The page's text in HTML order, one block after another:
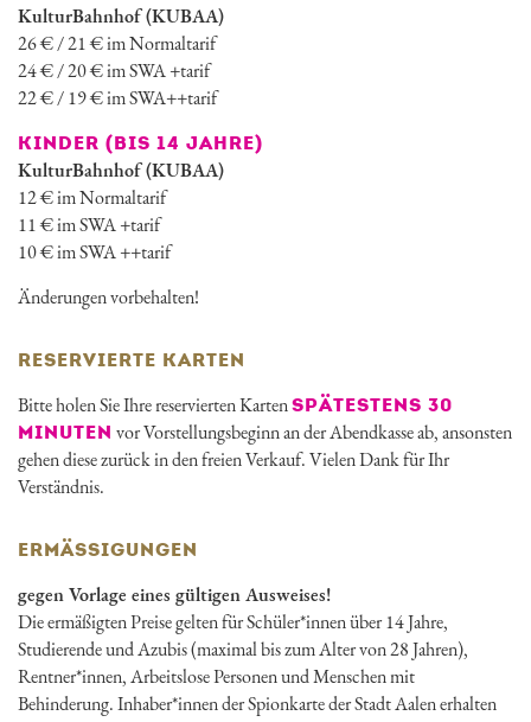
KulturBahnhof (KUBAA)
26 € / 21 € im Normaltarif
24 € / 20 € im SWA +tarif
22 € / 19 € im SWA++tarif
KINDER (BIS 14 JAHRE)
KulturBahnhof (KUBAA)
12 € im Normaltarif
11 € im SWA +tarif
10 € im SWA ++tarif
Änderungen vorbehalten!
RESERVIERTE KARTEN
Bitte holen Sie Ihre reservierten KartenSPÄTESTENS 30
MINUTEN vor Vorstellungsbeginn an der Abendkasse ab, ansonsten
gehen diese zurück in den freien Verkauf. Vielen Dank für Ihr
Verständnis.
ERMÄSSIGUNGEN
gegen Vorlage eines gültigen Ausweises!
Die ermäßigten Preise gelten für Schüler*innen über 14 Jahre,
Studierende und Azubis (maximal bis zum Alter von 28 Jahren),
Rentner*innen, Arbeitslose Personen und Menschen mit
Behinderung. Inhaber*innen der Spionkarte der Stadt Aalen erhalten